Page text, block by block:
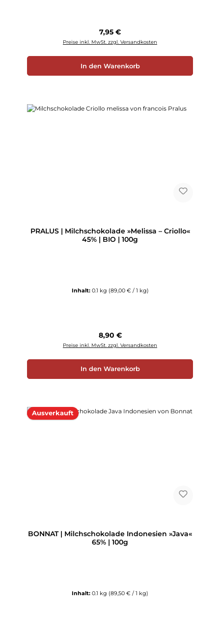
Regulärer Preis:
7,95 €
Preise inkl. MwSt. zzgl. Versandkosten
In den Warenkorb
PRALUS | Milchschokolade »Melissa – Criollo«
45% | BIO | 100g
Inhalt: 0.1 kg (89,00 € / 1 kg)
Regulärer Preis:
8,90 €
Preise inkl. MwSt. zzgl. Versandkosten
In den Warenkorb
Ausverkauft
BONNAT | Milchschokolade Indonesien »Java«
65% | 100g
Inhalt: 0.1 kg (89,50 € / 1 kg)